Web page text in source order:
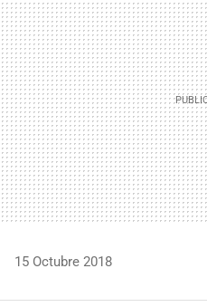
15 Octubre 2018